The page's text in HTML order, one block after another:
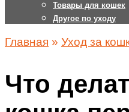
Товары для кошек
Другое по уходу
Главная » Уход за
Что